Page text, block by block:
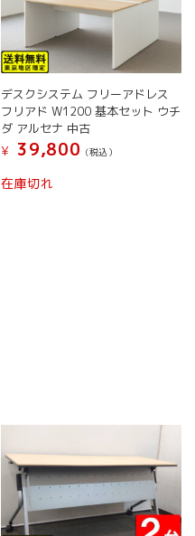
デスクシステム フリーアドレス
フリアド W1200 基本セット ウチ
ダ アルセナ 中古
¥
39,800 (税込）
在庫切れ